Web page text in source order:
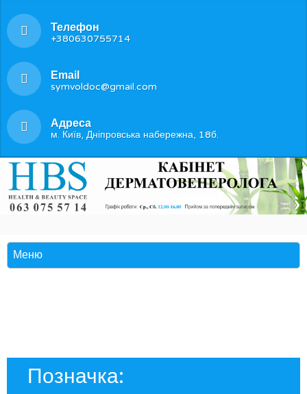
Телефон
+380630755714
Email
symvoldoc@gmail.com
Адреса
м. Київ, Дніпровська набережна, 18б.
Позначка: